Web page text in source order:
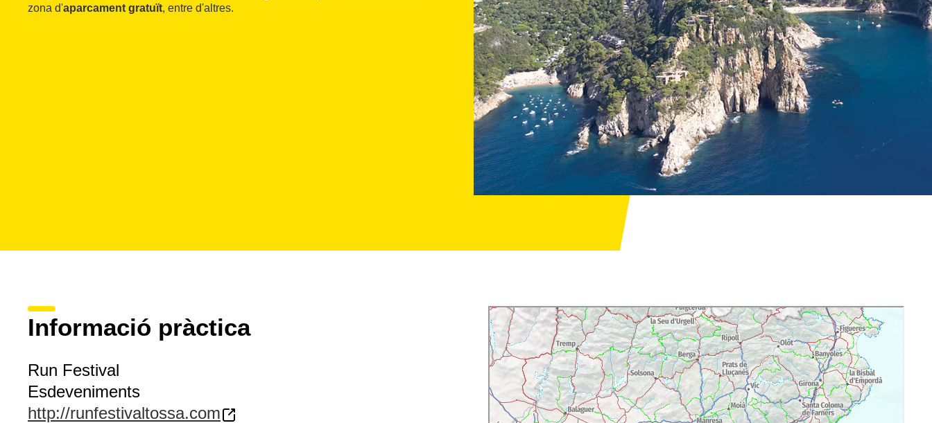
zona d'aparcament gratuït, entre d'altres.
Informació pràctica
Run Festival
Esdeveniments
http://runfestivaltossa.com